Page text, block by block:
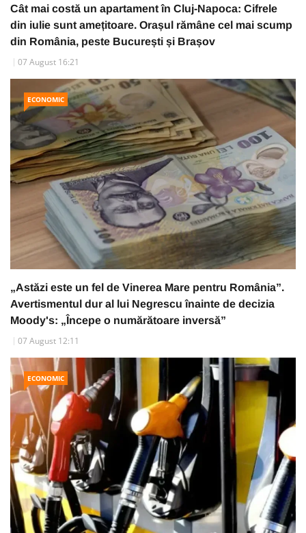
Cât mai costă un apartament în Cluj-Napoca: Cifrele
din iulie sunt amețitoare. Orașul rămâne cel mai scump
din România, peste București și Brașov
07 August 16:21
ECONOMIC
„Astăzi este un fel de Vinerea Mare pentru România”.
Avertismentul dur al lui Negrescu înainte de decizia
Moody's: „Începe o numărătoare inversă”
07 August 12:11
ECONOMIC